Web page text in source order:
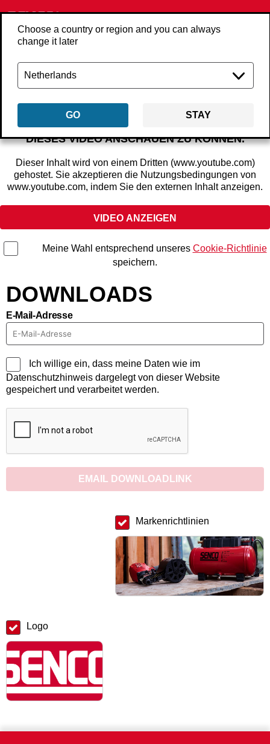
Choose a country or region and you can always
change it later
GO STAY
Zurück downloads
SIE MÜSSEN IHRE EINWILLIGUNG ERTEILEN, UM
DIESES VIDEO ANSCHAUEN ZU KÖNNEN.
Dieser Inhalt wird von einem Dritten (www.youtube.com)
gehostet. Sie akzeptieren die Nutzungsbedingungen von
www.youtube.com, indem Sie den externen Inhalt anzeigen.
VIDEO ANZEIGEN
Meine Wahl entsprechend unseres Cookie-Richtlinie
speichern.
DOWNLOADS
E-Mail-Adresse
Ich willige ein, dass meine Daten wie im
Datenschutzhinweis dargelegt von dieser Website
gespeichert und verarbeitet werden.
EMAIL DOWNLOADLINK
Markenrichtlinien
Logo